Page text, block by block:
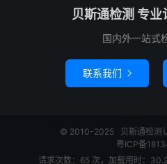
贝斯通检测 专
国内外一站式
联系我们 
© 2010-2025 贝斯通检测
粤ICP备
请求次数：65 次，加载用时：